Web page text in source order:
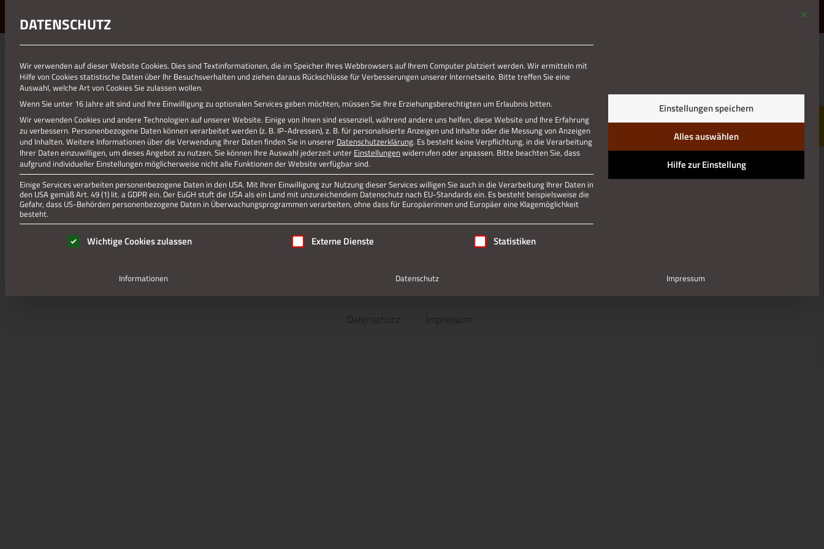
01.01.1970
FEWO HAMMERWALD SIEGERS – INNEN Jetzt teilen
Datenschutz Impressum
Mit
DATENSCHUTZ
Wir verwenden auf dieser Website Cookies. Dies sind Textinformationen, die im Speicher Ihres Webbrowsers auf Ihrem Computer platziert werden. Wir ermitteln mit
Hilfe von Cookies statistische Daten über Ihr Besuchsverhalten und ziehen daraus Rückschlüsse für Verbesserungen unserer Internetseite. Bitte treffen Sie eine
Auswahl, welche Art von Cookies Sie zulassen wollen.
Wenn Sie unter 16 Jahre alt sind und Ihre Einwilligung zu optionalen Services geben möchten, müssen Sie Ihre Erziehungsberechtigten um Erlaubnis bitten.
Wir verwenden Cookies und andere Technologien auf unserer Website. Einige von ihnen sind essenziell, während andere uns helfen, diese Website und Ihre Erfahrung
zu verbessern. Personenbezogene Daten können verarbeitet werden (z. B. IP-Adressen), z. B. für personalisierte Anzeigen und Inhalte oder die Messung von Anzeigen
und Inhalten. Weitere Informationen über die Verwendung Ihrer Daten finden Sie in unserer Datenschutzerklärung. Es besteht keine Verpflichtung, in die Verarbeitung
Ihrer Daten einzuwilligen, um dieses Angebot zu nutzen. Sie können Ihre Auswahl jederzeit unter Einstellungen widerrufen oder anpassen. Bitte beachten Sie, dass
aufgrund individueller Einstellungen möglicherweise nicht alle Funktionen der Website verfügbar sind.
Einige Services verarbeiten personenbezogene Daten in den USA. Mit Ihrer Einwilligung zur Nutzung dieser Services willigen Sie auch in die Verarbeitung Ihrer Daten in
den USA gemäß Art. 49 (1) lit. a GDPR ein. Der EuGH stuft die USA als ein Land mit unzureichendem Datenschutz nach EU-Standards ein. Es besteht beispielsweise die
Gefahr, dass US-Behörden personenbezogene Daten in Überwachungsprogrammen verarbeiten, ohne dass für Europäerinnen und Europäer eine Klagemöglichkeit
besteht.
Es folgt eine Liste der Service-Gruppen, für die eine Einwilligung erteilt werden kann. Die erste Service-Gruppe ist essenziell und kann nicht abgewählt werden.
Wichtige Cookies zulassen Externe Dienste Statistiken
Einstellungen speichern
Alles auswählen
Hilfe zur Einstellung
Informationen Datenschutz Impressum